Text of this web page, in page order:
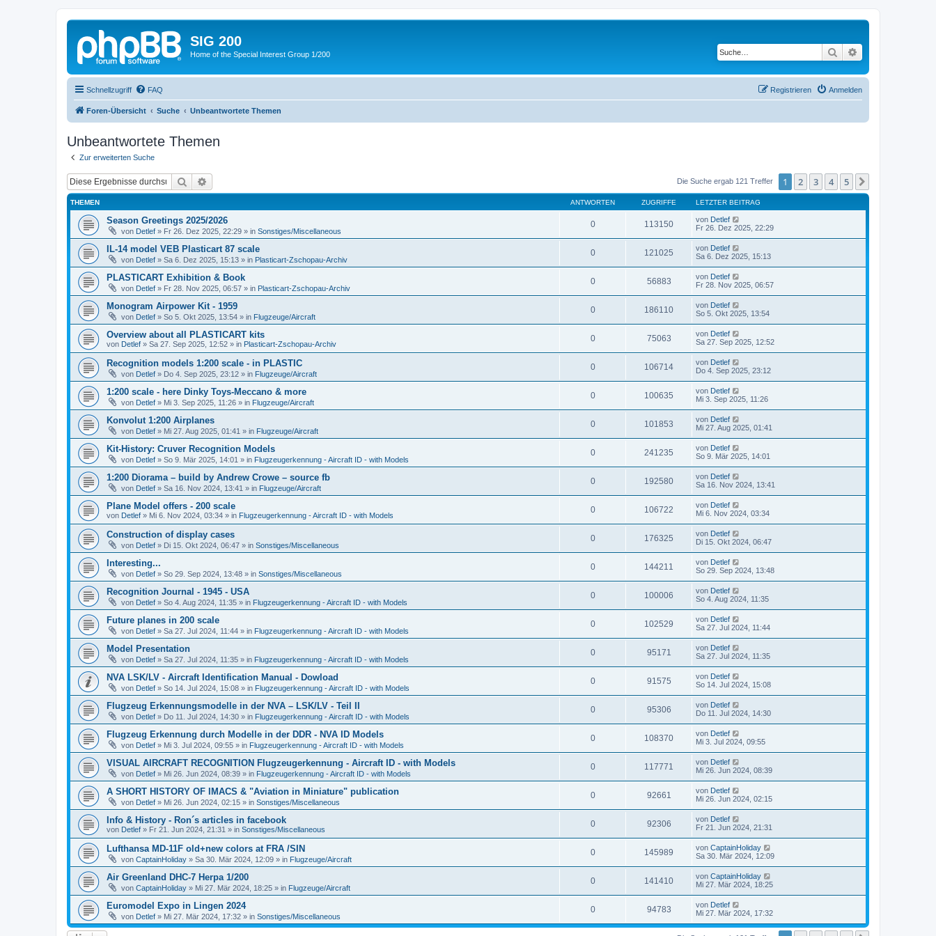
SIG 200
Home of the Special Interest Group 1/200 Suche
Schnellzugriff FAQ Anmelden
Registrieren
Foren-Übersicht Suche Unbeantwortete Themen
Unbeantwortete Themen
Zur erweiterten Suche
Suche Die Suche ergab 121 Treffer 1 2 3 4 5
THEMEN ANTWORTEN ZUGRIFFE LETZTER BEITRAG
Season Greetings 2025/2026
von Detlef » Fr 26. Dez 2025, 22:29 » in Sonstiges/Miscellaneous
0 113150 von Detlef
Fr 26. Dez 2025, 22:29
IL-14 model VEB Plasticart 87 scale
von Detlef » Sa 6. Dez 2025, 15:13 » in Plasticart-Zschopau-Archiv
0 121025 von Detlef
Sa 6. Dez 2025, 15:13
PLASTICART Exhibition & Book
von Detlef » Fr 28. Nov 2025, 06:57 » in Plasticart-Zschopau-Archiv
0 56883 von Detlef
Fr 28. Nov 2025, 06:57
Monogram Airpower Kit - 1959
von Detlef » So 5. Okt 2025, 13:54 » in Flugzeuge/Aircraft
0 186110 von Detlef
So 5. Okt 2025, 13:54
Overview about all PLASTICART kits
von Detlef » Sa 27. Sep 2025, 12:52 » in Plasticart-Zschopau-Archiv
0 75063 von Detlef
Sa 27. Sep 2025, 12:52
Recognition models 1:200 scale - in PLASTIC
von Detlef » Do 4. Sep 2025, 23:12 » in Flugzeuge/Aircraft
0 106714 von Detlef
Do 4. Sep 2025, 23:12
1:200 scale - here Dinky Toys-Meccano & more
von Detlef » Mi 3. Sep 2025, 11:26 » in Flugzeuge/Aircraft
0 100635 von Detlef
Mi 3. Sep 2025, 11:26
Konvolut 1:200 Airplanes
von Detlef » Mi 27. Aug 2025, 01:41 » in Flugzeuge/Aircraft
0 101853 von Detlef
Mi 27. Aug 2025, 01:41
Kit-History: Cruver Recognition Models
von Detlef » So 9. Mär 2025, 14:01 » in Flugzeugerkennung - Aircraft ID - with Models
0 241235 von Detlef
So 9. Mär 2025, 14:01
1:200 Diorama – build by Andrew Crowe – source fb
von Detlef » Sa 16. Nov 2024, 13:41 » in Flugzeuge/Aircraft
0 192580 von Detlef
Sa 16. Nov 2024, 13:41
Plane Model offers - 200 scale
von Detlef » Mi 6. Nov 2024, 03:34 » in Flugzeugerkennung - Aircraft ID - with Models
0 106722 von Detlef
Mi 6. Nov 2024, 03:34
Construction of display cases
von Detlef » Di 15. Okt 2024, 06:47 » in Sonstiges/Miscellaneous
0 176325 von Detlef
Di 15. Okt 2024, 06:47
Interesting...
von Detlef » So 29. Sep 2024, 13:48 » in Sonstiges/Miscellaneous
0 144211 von Detlef
So 29. Sep 2024, 13:48
Recognition Journal - 1945 - USA
von Detlef » So 4. Aug 2024, 11:35 » in Flugzeugerkennung - Aircraft ID - with Models
0 100006 von Detlef
So 4. Aug 2024, 11:35
Future planes in 200 scale
von Detlef » Sa 27. Jul 2024, 11:44 » in Flugzeugerkennung - Aircraft ID - with Models
0 102529 von Detlef
Sa 27. Jul 2024, 11:44
Model Presentation
von Detlef » Sa 27. Jul 2024, 11:35 » in Flugzeugerkennung - Aircraft ID - with Models
0 95171 von Detlef
Sa 27. Jul 2024, 11:35
NVA LSK/LV - Aircraft Identification Manual - Dowload
von Detlef » So 14. Jul 2024, 15:08 » in Flugzeugerkennung - Aircraft ID - with Models
0 91575 von Detlef
So 14. Jul 2024, 15:08
Flugzeug Erkennungsmodelle in der NVA – LSK/LV - Teil II
von Detlef » Do 11. Jul 2024, 14:30 » in Flugzeugerkennung - Aircraft ID - with Models
0 95306 von Detlef
Do 11. Jul 2024, 14:30
Flugzeug Erkennung durch Modelle in der DDR - NVA ID Models
von Detlef » Mi 3. Jul 2024, 09:55 » in Flugzeugerkennung - Aircraft ID - with Models
0 108370 von Detlef
Mi 3. Jul 2024, 09:55
VISUAL AIRCRAFT RECOGNITION Flugzeugerkennung - Aircraft ID - with Models
von Detlef » Mi 26. Jun 2024, 08:39 » in Flugzeugerkennung - Aircraft ID - with Models
0 117771 von Detlef
Mi 26. Jun 2024, 08:39
A SHORT HISTORY OF IMACS & "Aviation in Miniature" publication
von Detlef » Mi 26. Jun 2024, 02:15 » in Sonstiges/Miscellaneous
0 92661 von Detlef
Mi 26. Jun 2024, 02:15
Info & History - Ron´s articles in facebook
von Detlef » Fr 21. Jun 2024, 21:31 » in Sonstiges/Miscellaneous
0 92306 von Detlef
Fr 21. Jun 2024, 21:31
Lufthansa MD-11F old+new colors at FRA /SIN
von CaptainHoliday » Sa 30. Mär 2024, 12:09 » in Flugzeuge/Aircraft
0 145989 von CaptainHoliday
Sa 30. Mär 2024, 12:09
Air Greenland DHC-7 Herpa 1/200
von CaptainHoliday » Mi 27. Mär 2024, 18:25 » in Flugzeuge/Aircraft
0 141410 von CaptainHoliday
Mi 27. Mär 2024, 18:25
Euromodel Expo in Lingen 2024
von Detlef » Mi 27. Mär 2024, 17:32 » in Sonstiges/Miscellaneous
0 94783 von Detlef
Mi 27. Mär 2024, 17:32